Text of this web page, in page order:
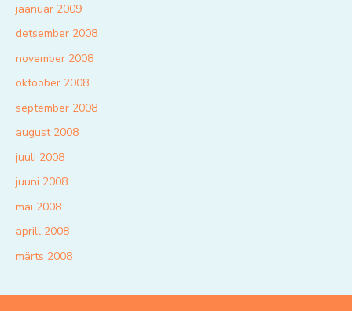
jaanuar 2009
detsember 2008
november 2008
oktoober 2008
september 2008
august 2008
juuli 2008
juuni 2008
mai 2008
aprill 2008
märts 2008